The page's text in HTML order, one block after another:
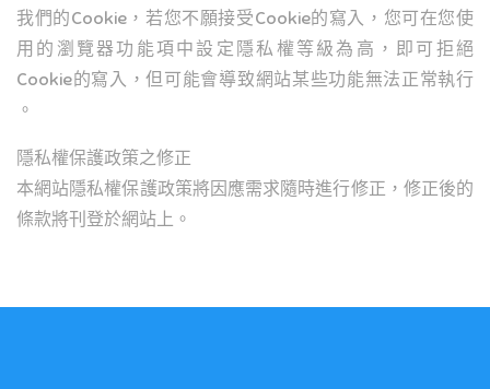
我們的Cookie，若您不願接受Cookie的寫入，您可在您使
用的瀏覽器功能項中設定隱私權等級為高，即可拒絕
Cookie的寫入，但可能會導致網站某些功能無法正常執行
。
隱私權保護政策之修正
本網站隱私權保護政策將因應需求隨時進行修正，修正後的
條款將刊登於網站上。